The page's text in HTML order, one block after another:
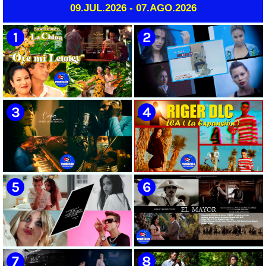
09.JUL.2026 - 07.AGO.2026
🟡 Susel Gómez (La China) ||
¨Oye Mi Leloley¨ || Director:
Onelio Jesús Larralde González
|| Música popular bailable
cubana || Videoclip || CUBA
🟡 F-CUBA - ¨Solita¨ -
Videoclip - Director: Asiel
Babastro
🟡 María Montenegro -
¨Confía¨ 📺 Videoclip. CUBA
🟡 Riger DLC || ¨LCA ( La
Expansión )¨ || Director: Dani
A.R || Música cubana || Videoclip
|| CUBA